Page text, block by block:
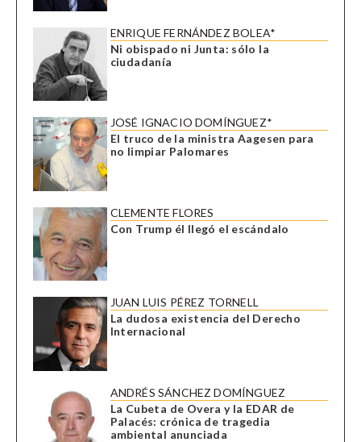
ENRIQUE FERNÁNDEZ BOLEA*
Ni obispado ni Junta: sólo la
ciudadanía
JOSÉ IGNACIO DOMÍNGUEZ*
El truco de la ministra Aagesen para
no limpiar Palomares
CLEMENTE FLORES
Con Trump él llegó el escándalo
JUAN LUIS PÉREZ TORNELL
La dudosa existencia del Derecho
Internacional
ANDRÉS SÁNCHEZ DOMÍNGUEZ
La Cubeta de Overa y la EDAR de
Palacés: crónica de tragedia
ambiental anunciada